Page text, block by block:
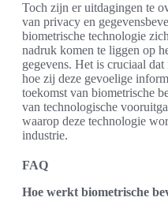
Toch zijn er uitdagingen te
van privacy en
biometrische technologie
nadruk komen te liggen op
gegevens. Het is cruciaal
hoe zij deze gevoelige
toekomst van biometrische
van technologische
waarop deze technologie
industrie.
FAQ
Hoe werkt biometrische